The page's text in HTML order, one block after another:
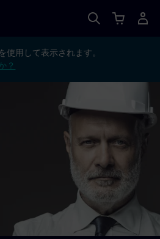
使用して表示されます。
？